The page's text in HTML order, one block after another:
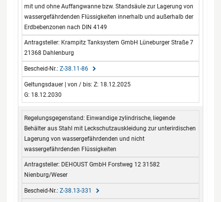
mit und ohne Auffangwanne bzw. Standsäule zur Lagerung von
wassergefährdenden Flüssigkeiten innerhalb und außerhalb der
Erdbebenzonen nach DIN 4149
Krampitz Tanksystem GmbH Lüneburger Straße 7
21368 Dahlenburg
Z-38.11-86
Z: 18.12.2025
G: 18.12.2030
Einwandige zylindrische, liegende
Behälter aus Stahl mit Leckschutzauskleidung zur unterirdischen
Lagerung von wassergefährdenden und nicht
wassergefährdenden Flüssigkeiten
DEHOUST GmbH Forstweg 12 31582
Nienburg/Weser
Z-38.13-331